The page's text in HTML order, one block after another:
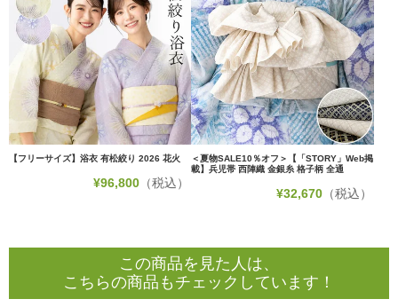
【フリーサイズ】浴衣 有松絞り 2026 花火
¥96,800 （税込）
＜夏物SALE10％オフ＞【「STORY」Web掲
載】兵児帯 西陣織 金銀糸 格子柄 全通
¥32,670（税込）
この商品を見た人は、
こちらの商品もチェックしています！